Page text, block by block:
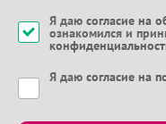
Я даю согласие на
ознакомился и
Я даю согласие на